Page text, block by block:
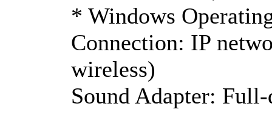
* Windows
Connection: IP
wireless)
Sound Adapter: